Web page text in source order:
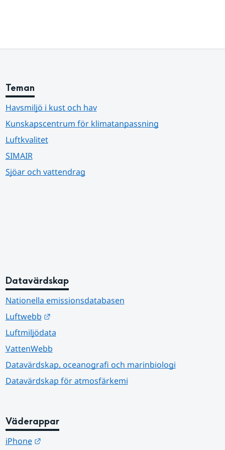
Teman
Havsmiljö i kust och hav
Kunskapscentrum för klimatanpassning
Luftkvalitet
SIMAIR
Sjöar och vattendrag
Datavärdskap
Nationella emissionsdatabasen
Luftwebb
Länk till annan webbplats.
Luftmiljödata
VattenWebb
Datavärdskap, oceanografi och marinbiologi
Datavärdskap för atmosfärkemi
Väderappar
iPhone Länk till annan webbplats.